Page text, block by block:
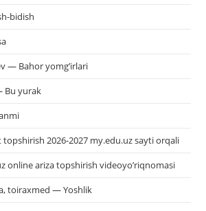
bidish
— Bahor yomg’irlari
Bu yurak
2026-2027 my.edu.uz sayti orqali
online ariza topshirish videoyo’riqnomasi
toiraxmed — Yoshlik